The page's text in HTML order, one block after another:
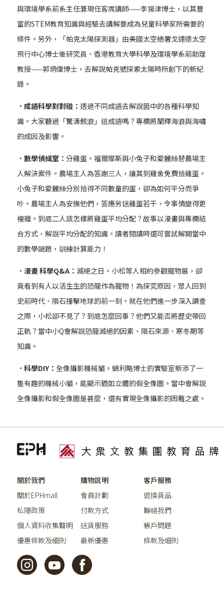
與環境學系前系主任兼現任客席講師——李揚津博士，以其豐
富的STEM教育知識與經驗去講解要成為兒童科學家所需要的
條件。另外，「帕克太陽探測器」由美國太空總署戈達德太空
飛行中心博士後研究員、香港教育大學科學及環境學系前助理
教授——郭炳偉博士，去解說帕克號探索太陽時所創下的新紀
錄。
．成語科學對對碰： 透過不同成語去解說箇中的各種科學知
識。大家聽過「驚濤骸浪」這成語嗎？專欄將闡釋海浪與海嘯
的成因及影響。
．數學偵緝室： 分雞蛋。福爾摩斯與小兔子和愛麗絲替農場主
人解決案件。農場主人為答謝三人，讓其到雞舍免費拾雞蛋。
小兔子和愛麗絲分別拾得不同數量的蛋，卻為如何平分而爭
吵。農場主人為安撫他們，答應另送雞蛋若干，令事情變得更
複雜。到底二人該怎樣將雞蛋平均分配？故事以漫畫與專欄結
合方式，解說平均分配的知識。讀者閱讀時還可嘗試解開當中
的數學謎題，訓練計算能力！
．漫畫 科學Q&A： 滅絕之日。小松等人相約參觀寵物展，卻
竟看到有人以活生生的恐龍作為寵物！為探究原因，眾人回到
史前時代、隕石撞擊地球的前一刻。就在他們進一步深入調查
之際，小松卻不見了？到底怎麼回事？他們又能否將歷史帶回
正軌？當中小Q會解說恐龍滅絕的因素、隕石來源、寒冬期等
知識。
．科學DIY： 全像攝影機械貓。蝸利略博士的實驗室新添了一
隻有趣的機械小貓，能顯示猶如立體的假全像圖。當中會解說
全像攝影和假全像圖是甚麼，還有實現全像攝影的困難之處。
關於我們
關於EPHmall
私隱政策
個人資料收集聲明
優惠條款及細則
購物說明
會員計劃
付款方式
送貨服務
最新優惠
客戶服務
退換貨品
聯絡我們
帳戶問題
條款及細則